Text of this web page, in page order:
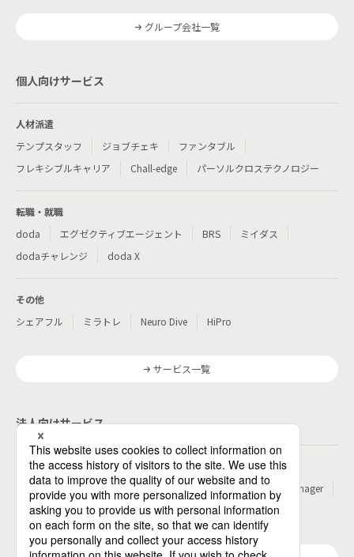
グループ会社一覧
個人向けサービス
人材派遣
テンプスタッフ
ジョブチェキ
ファンタブル
フレキシブルキャリア
Chall-edge パーソルクロステクノロジー
転職・就職
doda
エグゼクティブエージェント BRS
ミイダス
dodaチャレンジ
doda X
その他
シェアフル
ミラトレ Neuro Dive HiPro
サービス一覧
法人向けサービス
その他
パーソルのRPA
ワークスイッチコンサルティング
HITO-Manager
MITERAS
ポスタス Reskilling Camp StepBase